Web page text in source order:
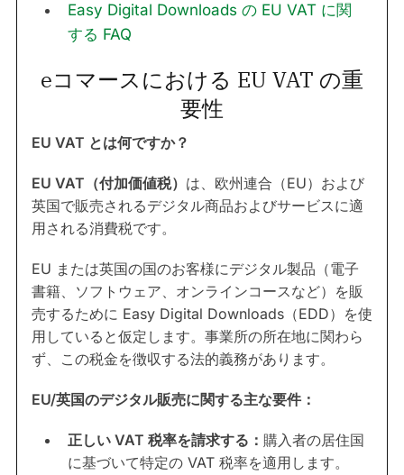
Easy Digital Downloads の EU VAT に関
する FAQ
eコマースにおける EU VAT の重
要性
EU VAT とは何ですか？
EU VAT（付加価値税） は、欧州連合（EU）および
英国で販売されるデジタル商品およびサービスに適
用される消費税です。
EU または英国の国のお客様にデジタル製品（電子
書籍、ソフトウェア、オンラインコースなど）を販
売するために Easy Digital Downloads（EDD）を使
用していると仮定します。事業所の所在地に関わら
ず、この税金を徴収する法的義務があります。
EU/英国のデジタル販売に関する主な要件：
正しい VAT 税率を請求する： 購入者の居住国
に基づいて特定の VAT 税率を適用します。